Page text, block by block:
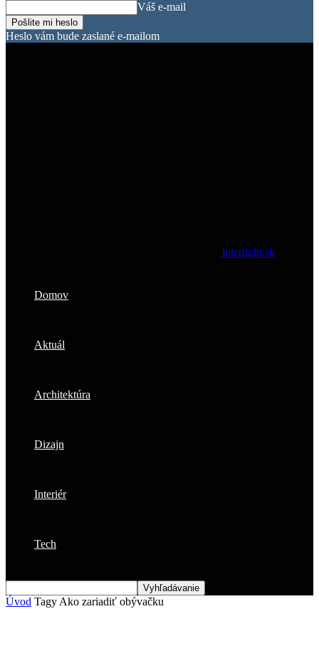
Váš e-mail
Heslo vám bude zaslané e-mailom
interlight.sk
Domov
Aktuál
Architektúra
Dizajn
Interiér
Tech
Úvod Tagy Ako zariadiť obývačku